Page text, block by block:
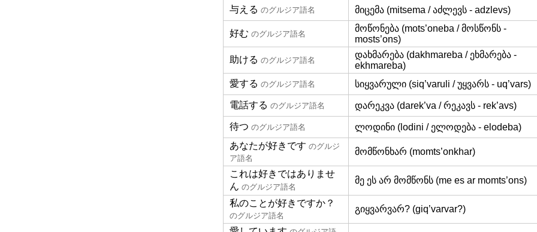
与える のグルジア語名 მიცემა (mitsema / აძლევს - adzlevs)
好む のグルジア語名
მოწონება (mots’oneba / მოსწონს -
mosts’ons)
助ける のグルジア語名
დახმარება (dakhmareba / ეხმარება -
ekhmareba)
愛する のグルジア語名 სიყვარული (siq’varuli / უყვარს - uq’vars)
電話する のグルジア語名 დარეკვა (darek’va / რეკავს - rek’avs)
待つ のグルジア語名
ლოდინი (lodini / ელოდება - elodeba)
あなたが好きです のグルジ
ア語名
მომწონხარ (momts’onkhar)
これは好きではありませ
ん のグルジア語名
მე ეს არ მომწონს (me es ar momts’ons)
私のことが好きですか？
のグルジア語名
გიყვარვარ? (giq’varvar?)